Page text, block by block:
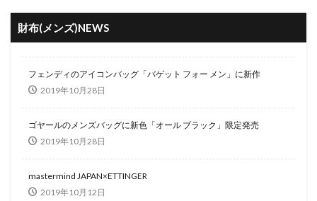
財布(メンズ)NEWS
フェンディのアイコンバッグ「バゲット フォー メン」に新作
2019年10月28日
ゴヤールのメンズバッグに新色「オール ブラック」限定発売
2019年10月28日
mastermind JAPAN×ETTINGER
2019年10月12日